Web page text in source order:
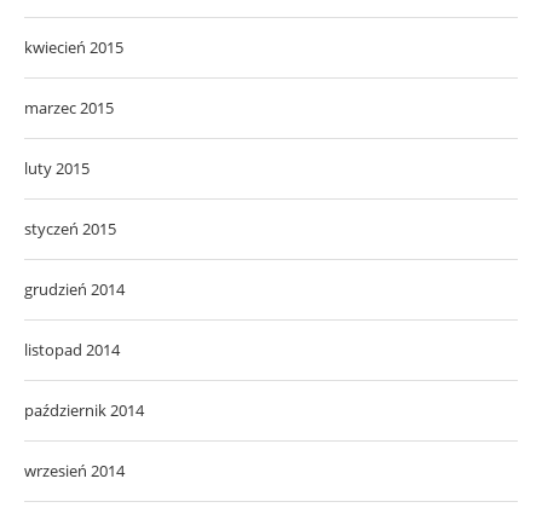
kwiecień 2015
marzec 2015
luty 2015
styczeń 2015
grudzień 2014
listopad 2014
październik 2014
wrzesień 2014